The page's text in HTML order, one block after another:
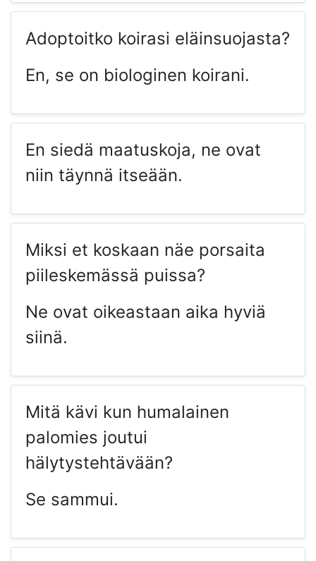
Adoptoitko koirasi eläinsuojasta?
En, se on biologinen koirani.
En siedä maatuskoja, ne ovat
niin täynnä itseään.
Miksi et koskaan näe porsaita
piileskemässä puissa?
Ne ovat oikeastaan aika hyviä
siinä.
Mitä kävi kun humalainen
palomies joutui
hälytystehtävään?
Se sammui.